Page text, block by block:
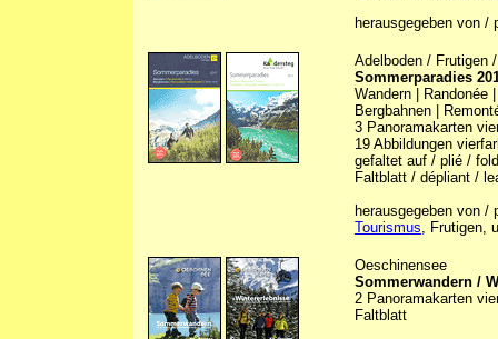
herausgegeben von
Adelboden / Frutigen
Sommerparadies
Wandern | Randonée
Bergbahnen |
3 Panoramakarten
19 Abbildungen
gefaltet auf / plié /
Faltblatt / dépliant /
herausgegeben von
Tourismus, Frutigen,
Oeschinensee
Sommerwandern /
2 Panoramakarten
Faltblatt